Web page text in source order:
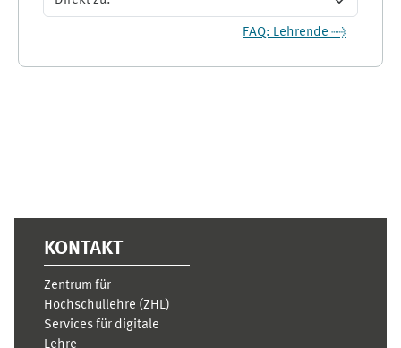
FAQ: Lehrende →
KONTAKT
Zentrum für
Hochschullehre (ZHL)
Services für digitale
Lehre